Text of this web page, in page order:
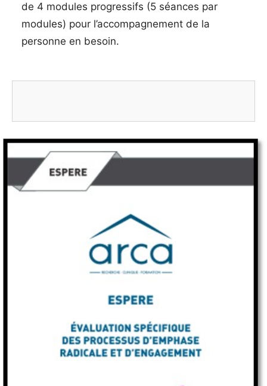
de 4 modules progressifs (5 séances par
modules) pour l’accompagnement de la
personne en besoin.